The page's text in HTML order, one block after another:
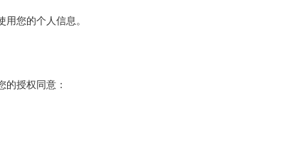
的个人信息。
授权同意：